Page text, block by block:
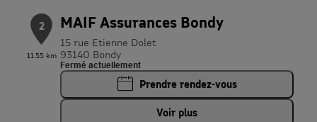
2
11.55 km
MAIF Assurances Bondy
15 rue Etienne Dolet
93140 Bondy
Fermé actuellement
Prendre rendez-vous
Voir plus